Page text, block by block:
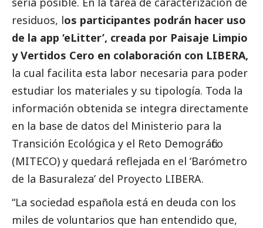
residuos, los participantes podrán hacer uso
de la app ‘eLitter’, creada por Paisaje Limpio
y Vertidos Cero en colaboración con LIBERA,
la cual facilita esta labor necesaria para poder
estudiar los materiales y su tipología. Toda la
información obtenida se integra directamente
en la base de datos del Ministerio para la
Transición Ecológica y el Reto Demográfico
(MITECO) y quedará reflejada en el ‘Barómetro
de la Basuraleza’ del Proyecto LIBERA.
“La sociedad española está en deuda con los
miles de voluntarios que han entendido que,